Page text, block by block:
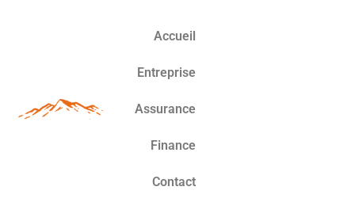
Accueil
Entreprise
Assurance
Finance
Contact